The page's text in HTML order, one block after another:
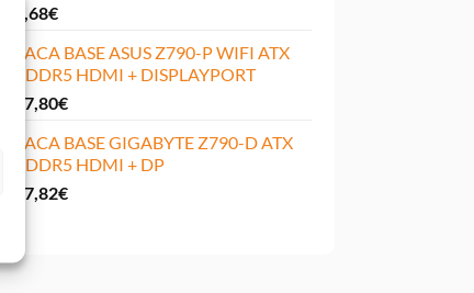
67,68€
PLACA BASE ASUS Z790-P WIFI ATX
X4DDR5 HDMI + DISPLAYPORT
217,80€
PLACA BASE GIGABYTE Z790-D ATX
4XDDR5 HDMI + DP
167,82€